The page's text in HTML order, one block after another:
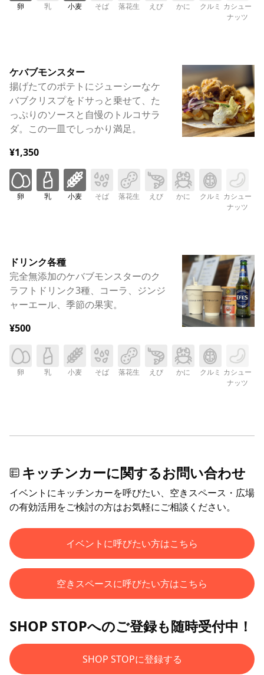
卵 乳 小麦 そば 落花生 えび かに クルミ カシュー
ナッツ
ケバブモンスター
揚げたてのポテトにジューシーなケ
バブクリスプをドサっと乗せて、た
っぷりのソースと自慢のトルコサラ
ダ。この一皿でしっかり満足。
¥1,350
卵 乳 小麦 そば 落花生 えび かに クルミ カシュー
ナッツ
ドリンク各種
完全無添加のケバブモンスターのク
ラフトドリンク3種、コーラ、ジンジ
ャーエール、季節の果実。
¥500
卵 乳 小麦 そば 落花生 えび かに クルミ カシュー
ナッツ
キッチンカーに関するお問い合わせ
イベントにキッチンカーを呼びたい、空きスペース・広場
の有効活用をご検討の方はお気軽にご相談ください。
イベントに呼びたい方はこちら
空きスペースに呼びたい方はこちら
SHOP STOPへのご登録も随時受付中！
SHOP STOPに登録する